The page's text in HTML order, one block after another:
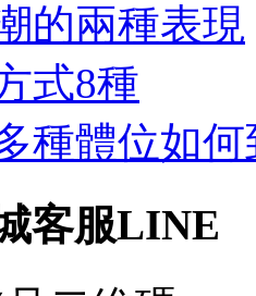
的兩種表現
式8種
種體位如
客服LINE